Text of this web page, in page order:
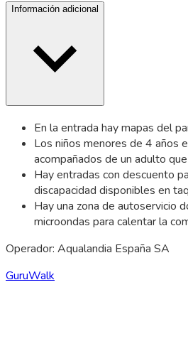
Información adicional
En la entrada hay mapas del
Los niños menores de 4 años
acompañados de un adulto
Hay entradas con descuento
discapacidad disponibles en
Hay una zona de autoservicio
microondas para calentar la
Operador: Aqualandia España SA
GuruWalk